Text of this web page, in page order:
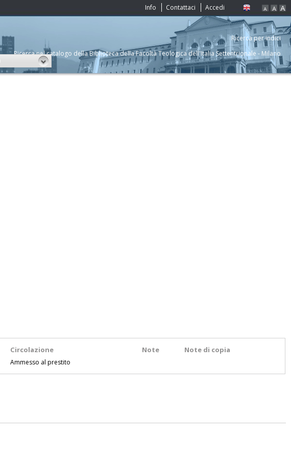
Info Contattaci Accedi
Ricerca per indici
Ricerca nel catalogo della Biblioteca della Facoltà Teologica dell'Italia Settentrionale - Milano
Circolazione Note Note di copia
Ammesso al prestito